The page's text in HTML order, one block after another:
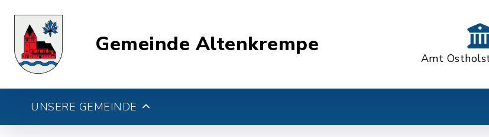
Gemeinde Altenkrempe
Amt
UNSERE GEMEINDE